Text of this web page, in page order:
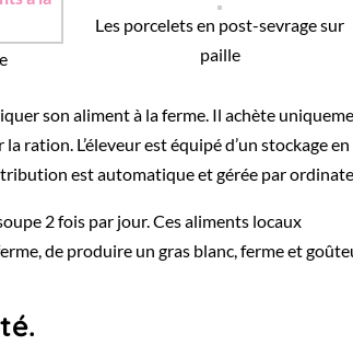
Les porcelets en post-sevrage sur
paille
son aliment à la ferme. Il achète
L’éleveur est équipé d’un stockage en
est automatique et gérée par
2 fois par jour. Ces aliments locaux
de produire un gras blanc, ferme et